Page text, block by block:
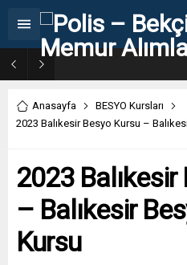
Anasayfa
BESYO Kursları
2023 Balıkesir Besyo Kursu –
2023
– Balıkesir
Kursu